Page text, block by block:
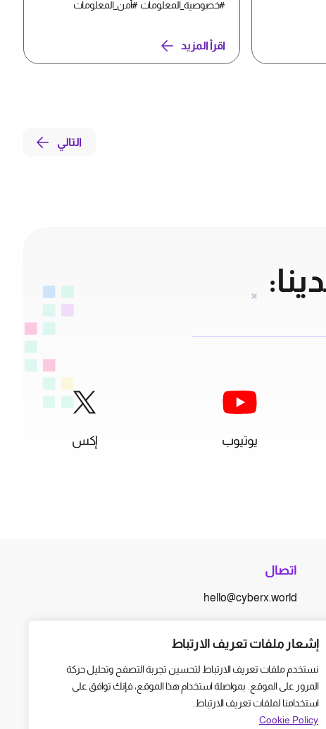
إشعار ملفات تعريف الارتباط
نستخدم ملفات تعريف الارتباط لتحسين تجربة التصفح وتحليل حركة
المرور على الموقع. بمواصلة استخدام هذا الموقع، فإنك توافق على
استخدامنا لملفات تعريف الارتباط.
Cookie Policy
#خصوصية_المعلومات #أمن_المعلومات
اقرأ المزيد
التالي
يوتيوب إكس
اتصال
hello@cyberx.world